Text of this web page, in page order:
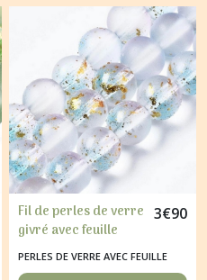
Fil de perles de verre
givré avec feuille
d'or 6 / 8 mm BLANC
BLEUTE
3€90
PERLES DE VERRE AVEC FEUILLE
D'OR